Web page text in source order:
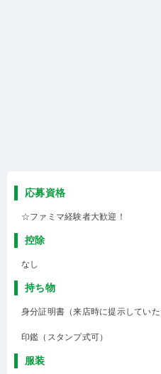
応募資格
☆ファミマ経験者大歓迎！
控除
なし
持ち物
身分証明書（来店時に提示してい
印鑑（スタンプ式可）
服装